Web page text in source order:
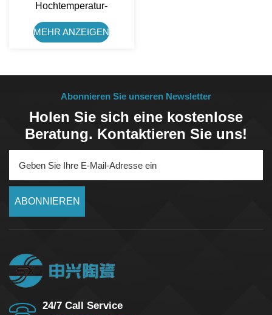
Hochtemperatur-
Keramiktiegel 45g
Feuerfester Ton
MEHR ANZEIGEN
Abonnieren Sie unseren Newsletter
Holen Sie sich eine kostenlose
Beratung. Kontaktieren Sie uns!
ABONNIEREN
24/7 Call Service